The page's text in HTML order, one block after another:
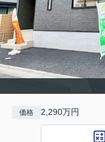
価格 2,290万円